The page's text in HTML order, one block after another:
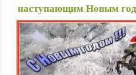
наступающим Новым
лучшие новогодние
прикольные картинки с